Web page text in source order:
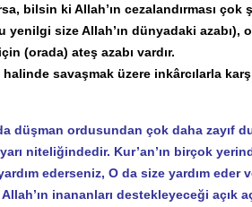
bilsin ki Allah’ın cezalandırması çok
size Allah’ın dünyadaki azabı),
(orada) ateş azabı vardır.
savaşmak üzere inkârcılarla
düşman ordusundan çok daha zayıf
niteliğindedir. Kur’an’ın birçok
ederseniz, O da size yardım eder
inananları destekleyeceği açık